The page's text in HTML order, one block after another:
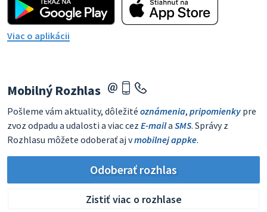
Viac o aplikácii
Mobilný Rozhlas
Pošleme vám aktuality, dôležité oznámenia, pripomienky pre
zvoz odpadu a udalosti a viac cez E-maila SMS. Správy z
Rozhlasu môžete odoberať aj vmobilnej appke.
Odoberať rozhlas
Zistiť viac o rozhlase